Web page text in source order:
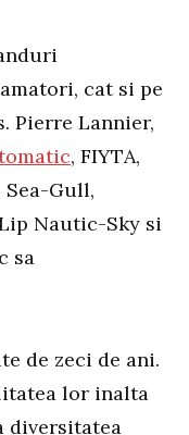
cat si pe
Pierre Lannier,
, FIYTA,
Gull,
Nautic-Sky si
sa
de zeci de ani.
lor inalta
diversitatea